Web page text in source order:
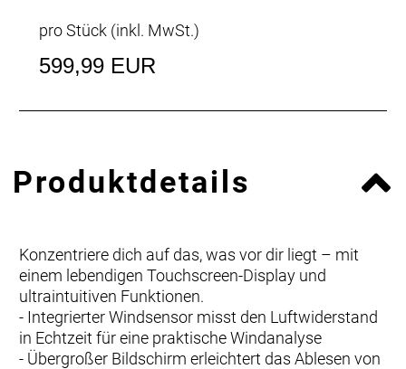
pro Stück (inkl. MwSt.)
599,99 EUR
Produktdetails
Konzentriere dich auf das, was vor dir liegt – mit
einem lebendigen Touchscreen-Display und
ultraintuitiven Funktionen.
- Integrierter Windsensor misst den Luftwiderstand
in Echtzeit für eine praktische Windanalyse
- Übergroßer Bildschirm erleichtert das Ablesen von